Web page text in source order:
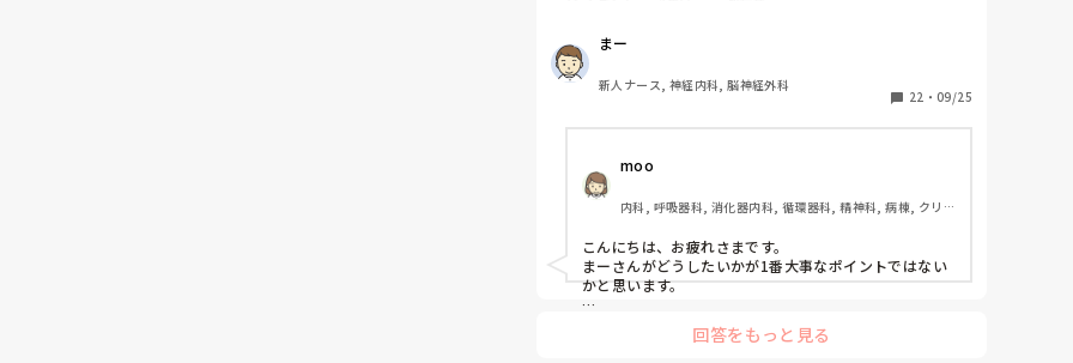
2年目です。1年目はゆるい部署にいましたが、人間関
た。異動してからの人間関係は良好です。
ですが、異動してから薬剤に関するインシデントを4
件ほど起こし、優先順位や多重課題ができていないの
では？という方が浮き彫りになり師長や主任に『複数
りを持って』ということで受け持ち1人になりまし
た。
複数受け持ちに戻るよう、1ヶ月間1年目のように勉強
したりと業務に臨んできました。
そして最近師長さんに『君は病棟勤務よりも外来とか
健診センターとかのほうがいいのでは？ウチの部署も
スタッフが足りないから育てる余裕が足りない。前向
きに捉えて看護師はいろんな働き方あるよ』と部署は
決まってませんが、異動確定となりました。
まー
新人ナース, 神経内科, 脳神経外科
22 ・ 09/25
moo
内科, 呼吸器科, 消化器内科, 循環器科, 精神科, 病棟, クリニ
こんにちは、お疲れさまです。
まーさんがどうしたいかが1番大事なポイントではない
かと思います。
上司がどのような気持ちで提案されたかは分かりません
が、ケアややることが多くて忙しくても、人間関係は良
回答をもっと見る